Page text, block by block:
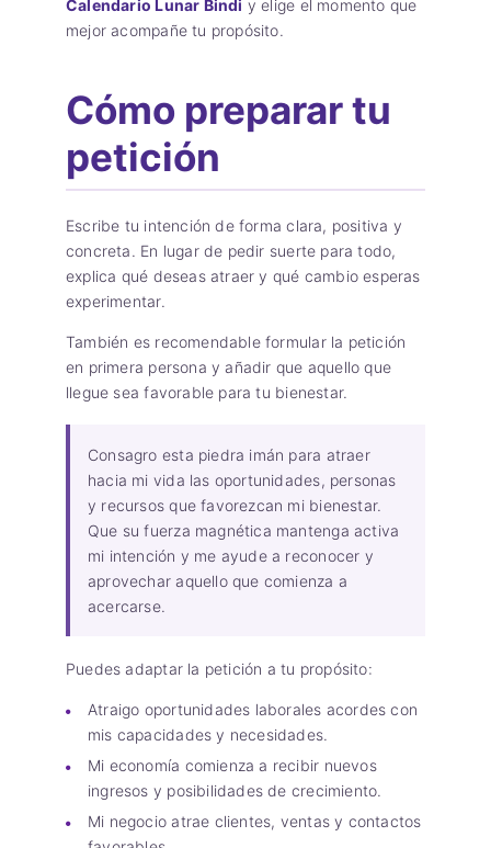
Calendario Lunar Bindi y elige el momento que
mejor acompañe tu propósito.
Cómo preparar tu
petición
Escribe tu intención de forma clara, positiva y
concreta. En lugar de pedir suerte para todo,
explica qué deseas atraer y qué cambio esperas
experimentar.
También es recomendable formular la petición
en primera persona y añadir que aquello que
llegue sea favorable para tu bienestar.
Consagro esta piedra imán para atraer
hacia mi vida las oportunidades, personas
y recursos que favorezcan mi bienestar.
Que su fuerza magnética mantenga activa
mi intención y me ayude a reconocer y
aprovechar aquello que comienza a
acercarse.
Puedes adaptar la petición a tu propósito:
Atraigo oportunidades laborales acordes con
mis capacidades y necesidades.
Mi economía comienza a recibir nuevos
ingresos y posibilidades de crecimiento.
Mi negocio atrae clientes, ventas y contactos